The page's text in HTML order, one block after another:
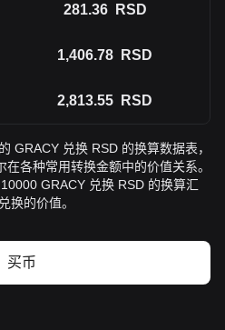
281.36 RSD
1,406.78 RSD
2,813.55 RSD
GRACY 兑换 RSD 的换算数据表，
各种常用转换金额中的价值关系。
GRACY 兑换 RSD 的换算汇
换的价值。
买币